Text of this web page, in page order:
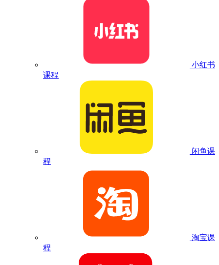
小红书
课程
闲鱼课
程
淘宝课
程